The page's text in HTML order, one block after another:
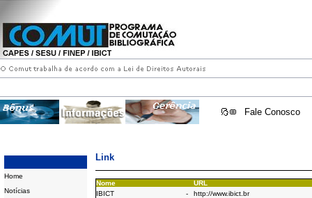
Fale Conosco
Home
Notícias
Link
Nome
URL
IBICT
-
http://www.ibict.br